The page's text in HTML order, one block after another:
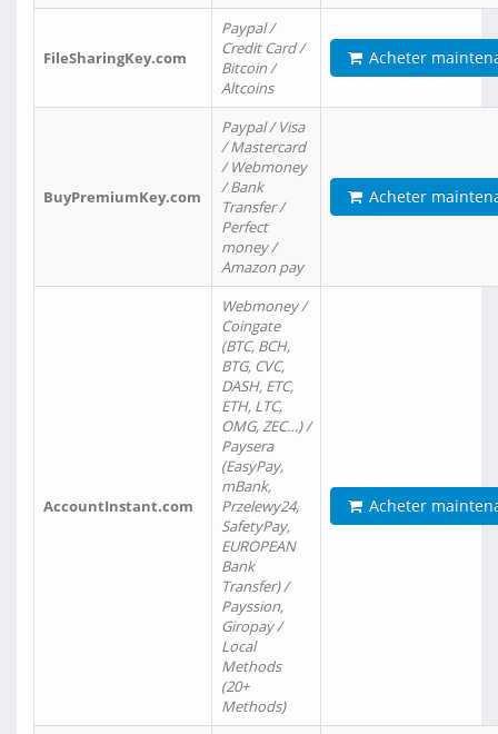
FileSharingKey.com
Paypal /
Credit Card /
Bitcoin /
Altcoins
Acheter
BuyPremiumKey.com
Paypal / Visa
/ Mastercard
/ Webmoney
/ Bank
Transfer /
Perfect
money /
Amazon pay
Acheter
AccountInstant.com
Webmoney /
Coingate
(BTC, BCH,
BTG, CVC,
DASH, ETC,
ETH, LTC,
OMG, ZEC…) /
Paysera
(EasyPay,
mBank,
Przelewy24,
SafetyPay,
EUROPEAN
Bank
Transfer) /
Payssion,
Giropay /
Local
Methods
(20+
Methods)
Acheter